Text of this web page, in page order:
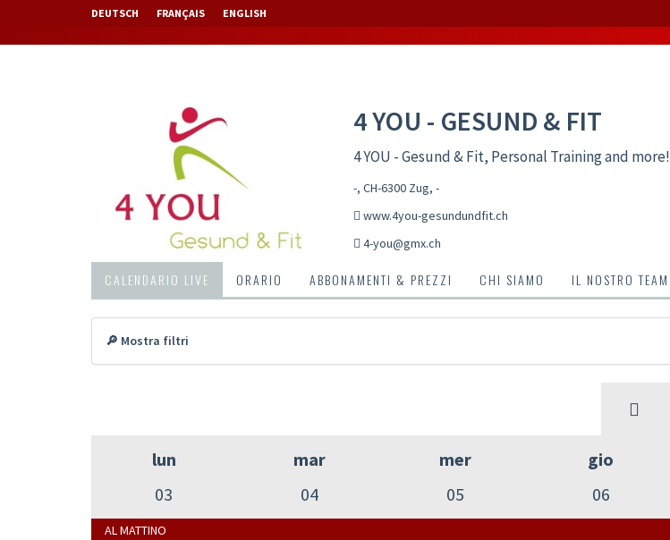
DEUTSCH FRANÇAIS ENGLISH
4 YOU - GESUND & FIT
4 YOU - Gesund & Fit, Personal Training and more!
-, CH-6300 Zug, -
www.4you-gesundundfit.ch
4-you@gmx.ch
CALENDARIO LIVE ORARIO ABBONAMENTI & PREZZI CHI SIAMO IL NOSTRO TEAM
🔎 Mostra filtri
lun
03
mar
04
mer
05
gio
06
AL MATTINO